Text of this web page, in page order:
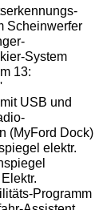
Scheinwerfer
System
13:
USB und
(MyFord Dock)
elektr.
Programm